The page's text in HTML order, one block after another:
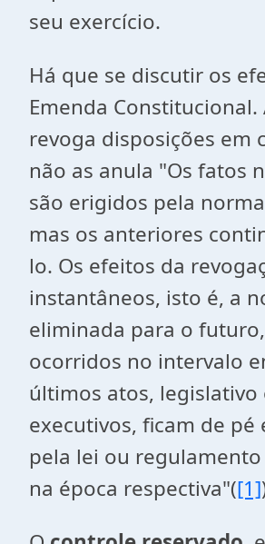
seu exercício.
Há que se discutir os
Emenda Constitucional.
revoga disposições em
não as anula "Os fatos
são erigidos pela
mas os anteriores
lo. Os efeitos da
instantâneos, isto é, a
eliminada para o
ocorridos no intervalo
últimos atos, legislativo
executivos, ficam de pé
pela lei ou
na época respectiva"([1]